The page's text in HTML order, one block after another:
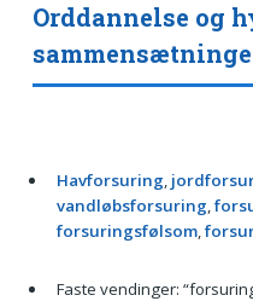
Orddannelse og
Havforsuring,
vandløbsforsuring,
forsuringsfølsom,
Faste vendinger: